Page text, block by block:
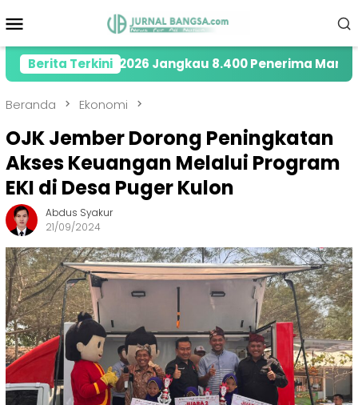
ke
Mobile
Berita Terkini
2026 Jangkau 8.400 Penerima Manfaat melalui
Beranda Ekonomi
OJK Jember Dorong Peningkatan
Akses Keuangan Melalui Program
EKI di Desa Puger Kulon
Abdus Syakur
21/09/2024